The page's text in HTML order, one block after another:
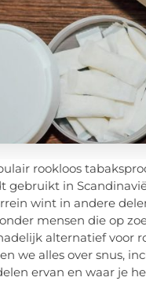
rookloos
gebruikt in
wint in andere
mensen die op
alternatief voor
we alles over snus,
ervan en waar je